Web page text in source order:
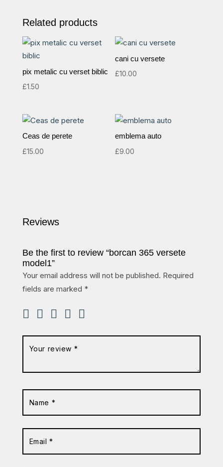
Related products
pix metalic cu verset biblic
£1.50
cani cu versete
£10.00
Ceas de perete
£15.00
emblema auto
£9.00
Reviews
Be the first to review “borcan 365 versete
model1”
Your email address will not be published. Required
fields are marked *